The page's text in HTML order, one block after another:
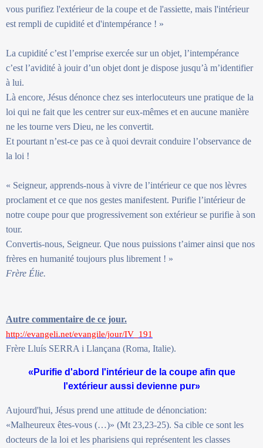
vous purifiez l'extérieur de la coupe et de l'assiette, mais l'intérieur
est rempli de cupidité et d'intempérance ! »
La cupidité c’est l’emprise exercée sur un objet, l’intempérance
c’est l’avidité à jouir d’un objet dont je dispose jusqu’à m’identifier
à lui.
Là encore, Jésus dénonce chez ses interlocuteurs une pratique de la
loi qui ne fait que les centrer sur eux-mêmes et en aucune manière
ne les tourne vers Dieu, ne les convertit.
Et pourtant n’est-ce pas ce à quoi devrait conduire l’observance de
la loi !
« Seigneur, apprends-nous à vivre de l’intérieur ce que nos lèvres
proclament et ce que nos gestes manifestent. Purifie l’intérieur de
notre coupe pour que progressivement son extérieur se purifie à son
tour.
Convertis-nous, Seigneur. Que nous puissions t’aimer ainsi que nos
frères en humanité toujours plus librement ! »
Frère Élie.
Autre commentaire de ce jour.
http://evangeli.net/evangile/jour/IV_191
Frère Lluís SERRA i Llançana (Roma, Italie).
«Purifie d'abord l'intérieur de la coupe afin que
l'extérieur aussi devienne pur»
Aujourd'hui, Jésus prend une attitude de dénonciation:
«Malheureux êtes-vous (…)» (Mt 23,23-25). Sa cible ce sont les
docteurs de la loi et les pharisiens qui représentent les classes